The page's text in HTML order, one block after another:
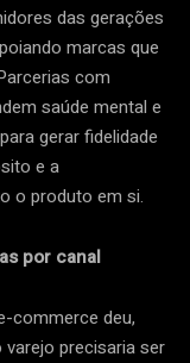
das gerações
marcas que
com
saúde mental e
gerar fidelidade
e a
o produto em si.
por canal
commerce deu,
precisaria ser